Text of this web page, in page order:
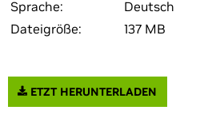
Sprache:
Deutsch
Dateigröße:
137 MB
ETZT HERUNTERLADEN